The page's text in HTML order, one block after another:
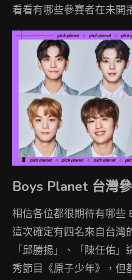
看看有哪些參賽者在未開
Boys Planet 台灣
相信各位都很期待有哪些
這次確定有四名來自台灣
「邱勝揚」、「陳任佑
秀節目《原子少年》，但